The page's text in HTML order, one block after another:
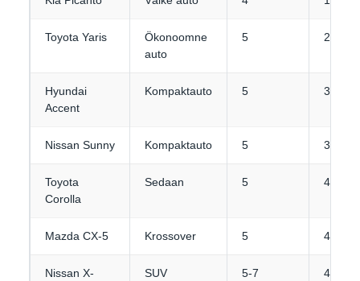
Toyota Yaris
Ökonoomne
auto
5 2
Hyundai
Accent
Kompaktauto 5 3
Nissan Sunny Kompaktauto 5 3-4
Toyota
Corolla
Sedaan 5 4
Mazda CX-5 Krossover 5 4
Nissan X-
SUV 5-7 4-5